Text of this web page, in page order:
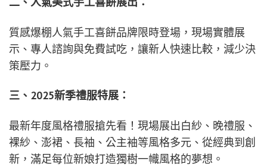
質感爆棚人氣手工喜餅品牌限時登場，現場實體展
示、專人諮詢與免費試吃，讓新人快速比較，減少決
策壓力。
三、2025新季禮服特展：
最新年度風格禮服搶先看！現場展出白紗、晚禮服、
裸紗、澎裙、長袖、公主袖等風格多元、從經典到創
新，滿足每位新娘打造獨樹一幟風格的夢想。